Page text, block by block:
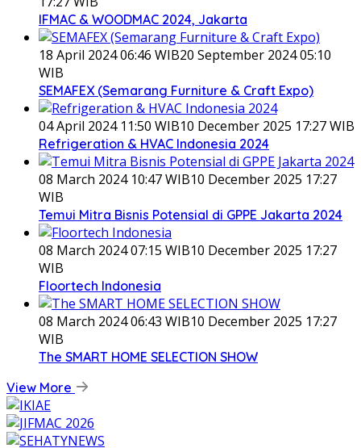
IFMAC & WOODMAC 2024, Jakarta
18 April 2024 06:46 WIB20 September 2024 05:10
WIB
SEMAFEX (Semarang Furniture & Craft Expo)
04 April 2024 11:50 WIB10 December 2025 17:27 WIB
Refrigeration & HVAC Indonesia 2024
08 March 2024 10:47 WIB10 December 2025 17:27
WIB
Temui Mitra Bisnis Potensial di GPPE Jakarta 2024
08 March 2024 07:15 WIB10 December 2025 17:27
WIB
Floortech Indonesia
08 March 2024 06:43 WIB10 December 2025 17:27
WIB
The SMART HOME SELECTION SHOW
View More